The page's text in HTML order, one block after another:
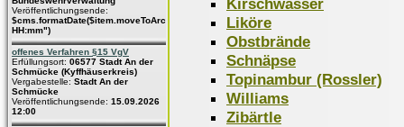
Veröffentlichungsende:
$cms.formatDate($item.moveToArchive,"dd.MM.yyyy
HH:mm")
offenes Verfahren §15 VgV
Erfüllungsort: 06577 Stadt An der
Schmücke (Kyffhäuserkreis)
Vergabestelle: Stadt An der
Schmücke
Veröffentlichungsende: 15.09.2026
12:00
Liköre
Obstbrände
Schnäpse
Topinambur (Rossler)
Williams
Zibärtle